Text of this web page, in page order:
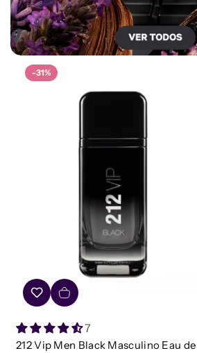
-31%
7
212 Vip Men Black Masculino Eau de
Confirm your
Are you 18 years old
No, I'm not